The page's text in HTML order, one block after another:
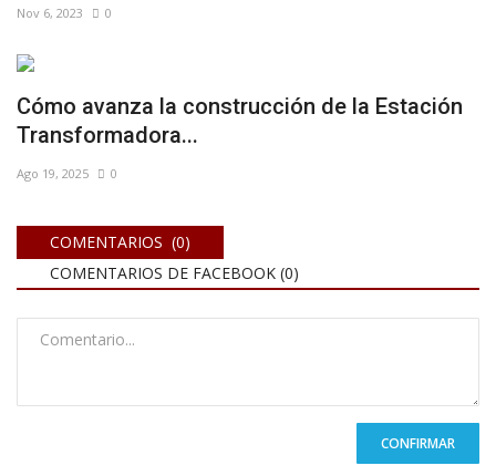
Nov 6, 2023 0
Cómo avanza la construcción de la Estación
Transformadora...
Ago 19, 2025 0
COMENTARIOS (0)
COMENTARIOS DE FACEBOOK (0)
CONFIRMAR